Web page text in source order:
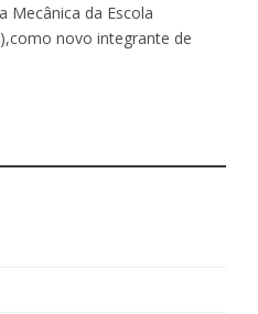
Mecânica da Escola
novo integrante de